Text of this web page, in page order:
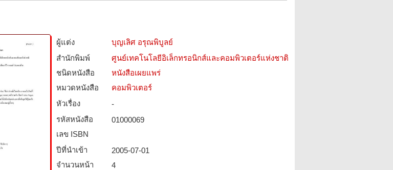
ผู้แต่ง
บุญเลิศ อรุณพิบูลย์
สำนักพิมพ์
ศูนย์เทคโนโลยีอิเล็กทรอนิกส์และคอมพิวเตอร์แห่งชาติ
ชนิดหนังสือ­
หนังสือเผยแพร่
หมวดหนังสือ­
คอมพิวเตอร์
หัวเรื่อง
-
รหัสหนังสือ­
01000069
เลข ISBN
ปีที่นำเข้า
2005-07-01
จำนวนหน้า
4